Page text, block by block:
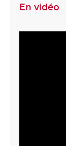
En vidéo